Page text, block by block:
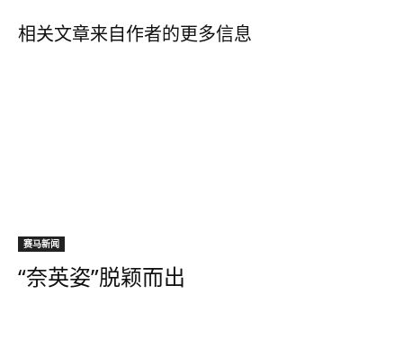
相关文章来自作者的更多信息
赛马新闻
“奈英姿”脱颖而出